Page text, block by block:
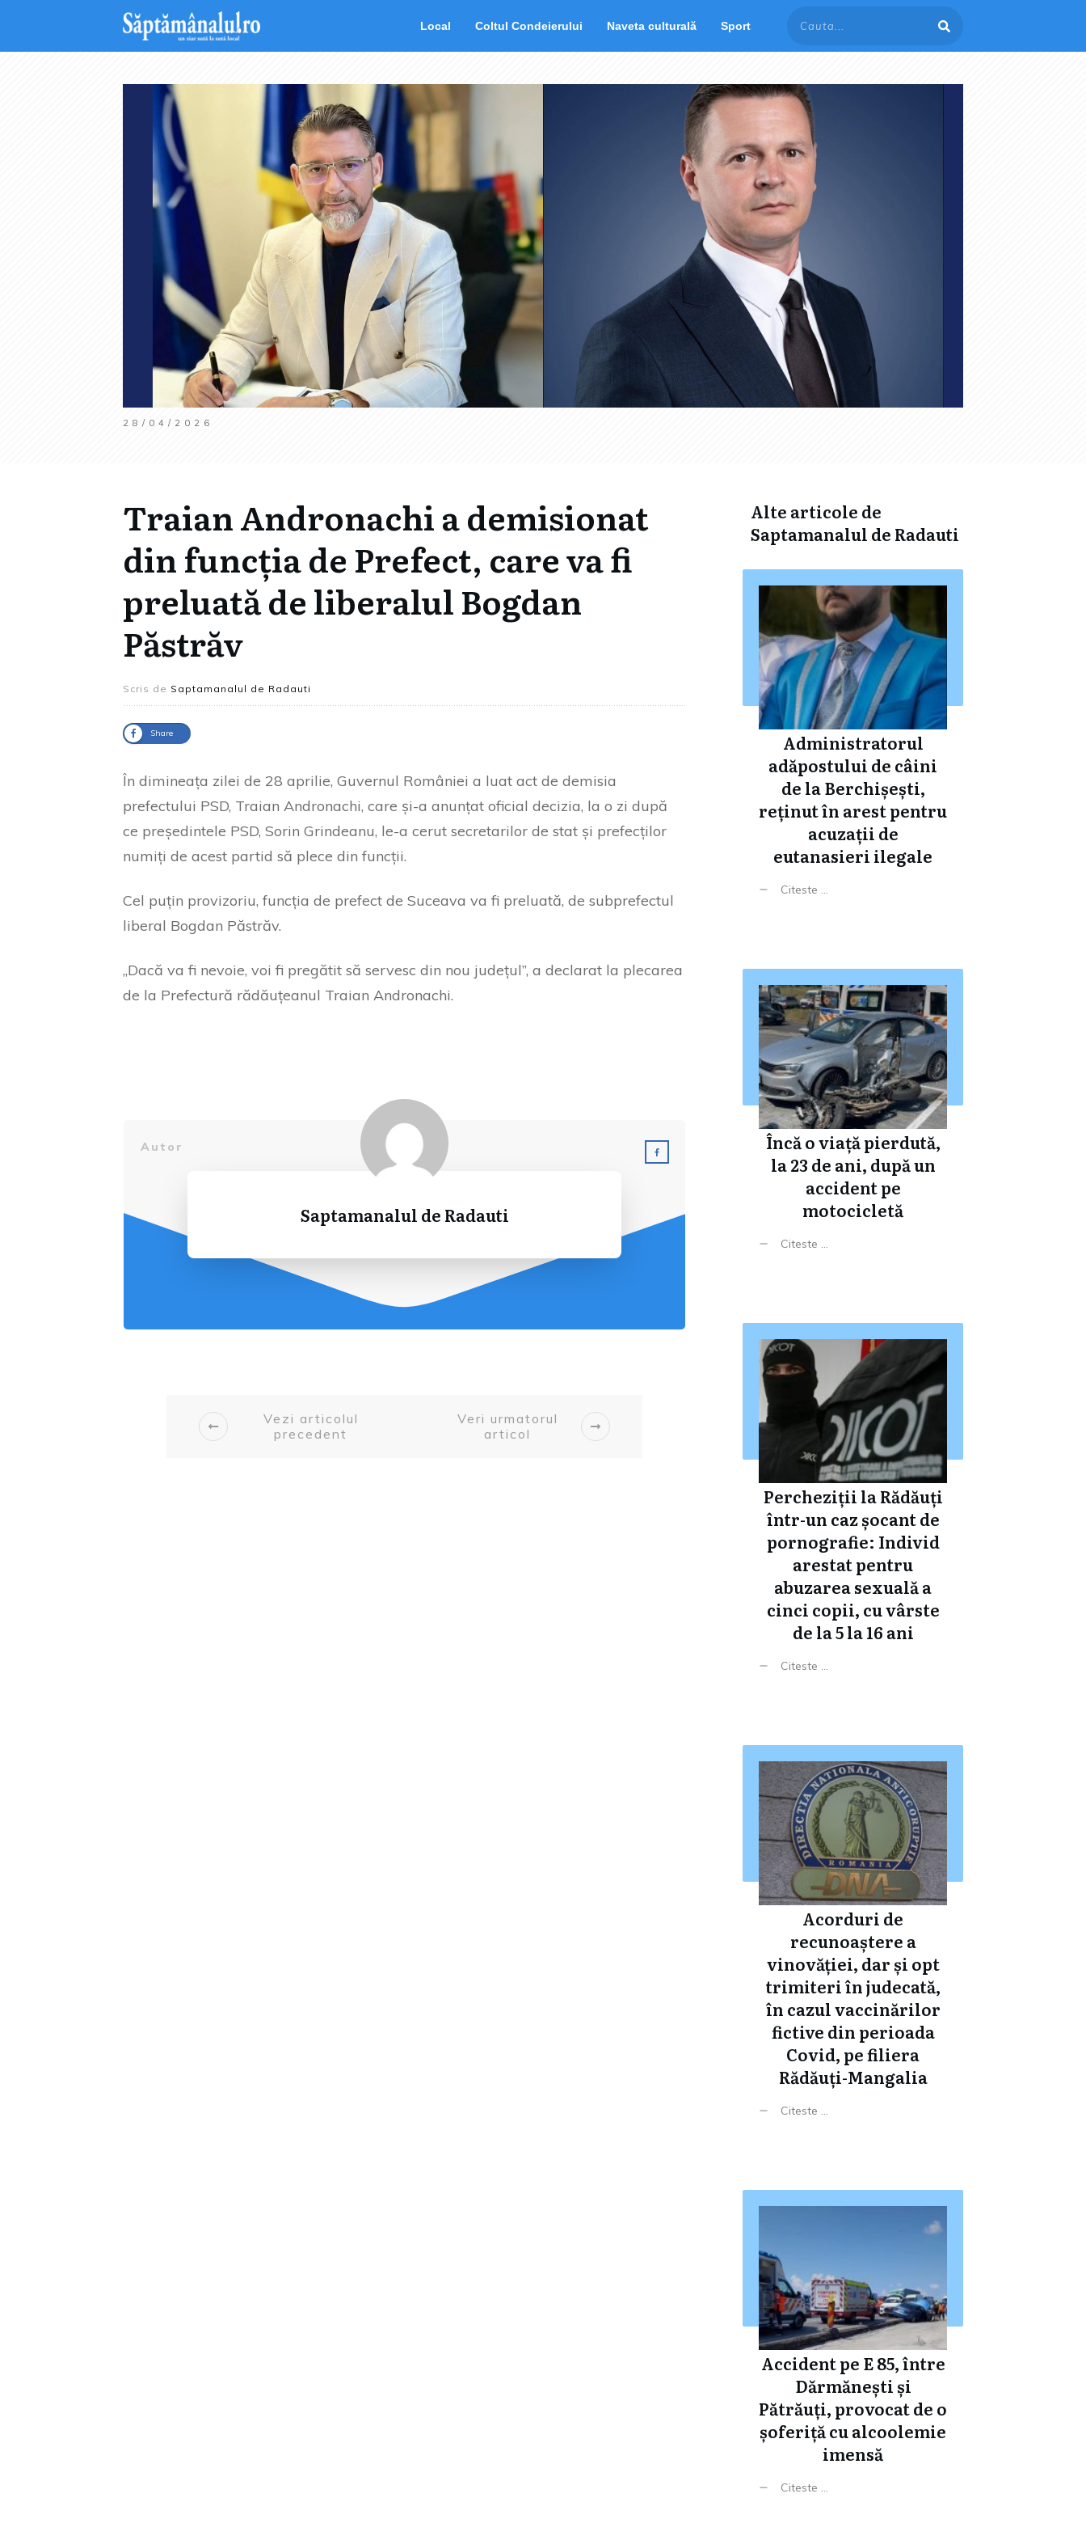
Local Coltul Condeierului Naveta culturală Sport
28/04/2026
Traian Andronachi a demisionat
din funcția de Prefect, care va fi
preluată de liberalul Bogdan
Păstrăv
Scris de Saptamanalul de Radauti
Share
În dimineața zilei de 28 aprilie, Guvernul României a luat act de demisia
prefectului PSD, Traian Andronachi, care și-a anunțat oficial decizia, la o zi după
ce președintele PSD, Sorin Grindeanu, le-a cerut secretarilor de stat și prefecților
numiți de acest partid să plece din funcții.
Cel puțin provizoriu, funcția de prefect de Suceava va fi preluată, de subprefectul
liberal Bogdan Păstrăv.
„Dacă va fi nevoie, voi fi pregătit să servesc din nou județul”, a declarat la plecarea
de la Prefectură rădăuțeanul Traian Andronachi.
Autor
Saptamanalul de Radauti
Vezi articolul
precedent
Veri urmatorul
articol
Alte articole de
Saptamanalul de Radauti
Administratorul
adăpostului de câini
de la Berchișești,
reținut în arest pentru
acuzații de
eutanasieri ilegale
Citeste ...
Încă o viață pierdută,
la 23 de ani, după un
accident pe
motocicletă
Citeste ...
Percheziții la Rădăuți
într-un caz șocant de
pornografie: Individ
arestat pentru
abuzarea sexuală a
cinci copii, cu vârste
de la 5 la 16 ani
Citeste ...
Acorduri de
recunoaștere a
vinovăției, dar și opt
trimiteri în judecată,
în cazul vaccinărilor
fictive din perioada
Covid, pe filiera
Rădăuți-Mangalia
Citeste ...
Accident pe E 85, între
Dărmănești și
Pătrăuți, provocat de o
șoferiță cu alcoolemie
imensă
Citeste ...